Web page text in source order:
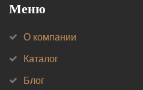
Меню
О компании
Каталог
Блог